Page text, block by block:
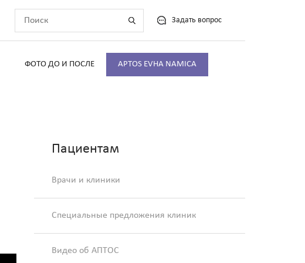
Задать вопрос
ФОТО ДО И ПОСЛЕ APTOS EVHA NAMICA
Пациентам
Врачи и клиники
Специальные предложения клиник
Видео об АПТОС